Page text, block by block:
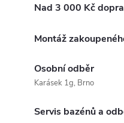
Nad 3 000 Kč
Montáž
Osobní odběr
Karásek 1g, Brno
Servis bazénů a